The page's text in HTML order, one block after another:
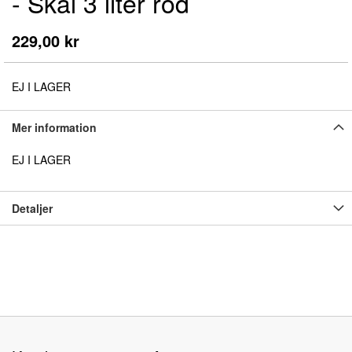
229,00 kr
EJ I LAGER
bildgalleriet
Mer information
EJ I LAGER
Detaljer